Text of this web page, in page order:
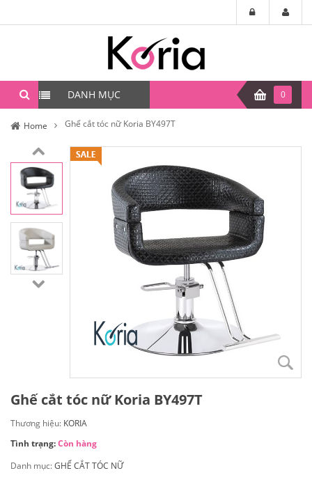
DANH MỤC 0
Home Ghế cắt tóc nữ Koria BY497T
Ghế cắt tóc nữ Koria BY497T
Thương hiệu: KORIA
Tình trạng:Còn hàng
Danh mục:GHẾ CẮT TÓC NỮ